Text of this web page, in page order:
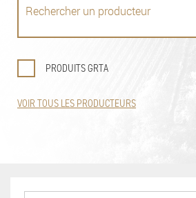
PRODUITS GRTA
VOIR TOUS LES PRODUCTEURS